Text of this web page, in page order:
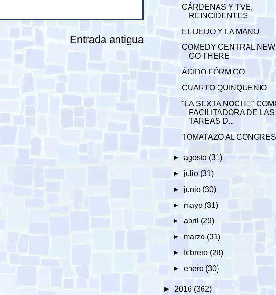
Entrada antigua
CÁRDENAS Y TVE,
REINCIDENTES
EL DEDO Y LA MANO
COMEDY CENTRAL
GO THERE
ÁCIDO FÓRMICO
CUARTO QUINQUENIO
"LA SEXTA NOCHE"
FACILITADORA DE LAS
TAREAS D...
TOMATAZO AL
► agosto (31)
► julio (31)
► junio (30)
► mayo (31)
► abril (29)
► marzo (31)
► febrero (28)
► enero (30)
► 2016 (362)